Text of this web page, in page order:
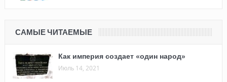
САМЫЕ ЧИТАЕМЫЕ
Как империя создает «один народ»
Июль 14, 2021